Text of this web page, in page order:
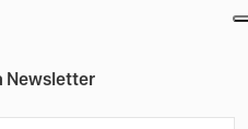
Newsletter